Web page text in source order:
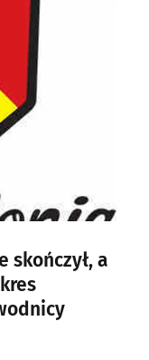
skończył, a